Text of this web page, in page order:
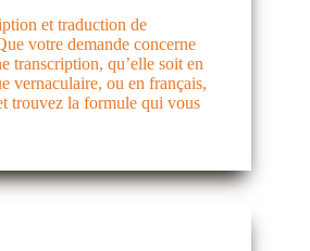
et traduction de
votre demande concerne
transcription, qu’elle soit en
vernaculaire, ou en français,
trouvez la formule qui vous